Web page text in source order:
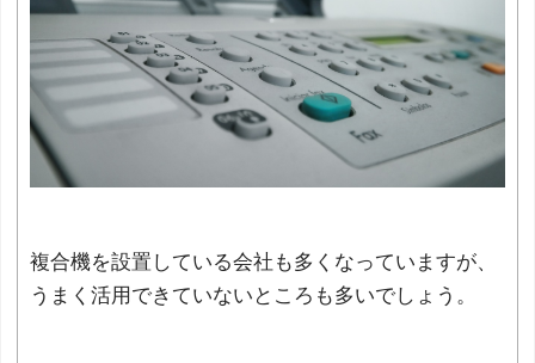
複合機を設置している会社も多くなっていますが、
うまく活用できていないところも多いでしょう。